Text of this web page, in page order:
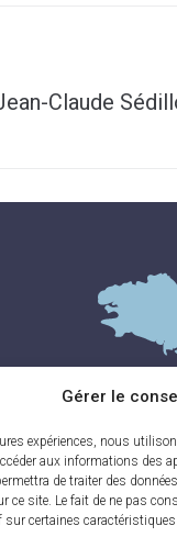
Gérer le
expériences, nous
aux informations des
de traiter des
ce site. Le fait de ne pas
sur certaines
Claude